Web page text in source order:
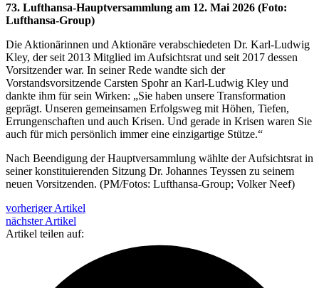
73. Lufthansa-Hauptversammlung am 12. Mai 2026 (Foto:
Lufthansa-Group)
Die Aktionärinnen und Aktionäre verabschiedeten Dr. Karl-Ludwig
Kley, der seit 2013 Mitglied im Aufsichtsrat und seit 2017 dessen
Vorsitzender war. In seiner Rede wandte sich der
Vorstandsvorsitzende Carsten Spohr an Karl-Ludwig Kley und
dankte ihm für sein Wirken: „Sie haben unsere Transformation
geprägt. Unseren gemeinsamen Erfolgsweg mit Höhen, Tiefen,
Errungenschaften und auch Krisen. Und gerade in Krisen waren Sie
auch für mich persönlich immer eine einzigartige Stütze.“
Nach Beendigung der Hauptversammlung wählte der Aufsichtsrat in
seiner konstituierenden Sitzung Dr. Johannes Teyssen zu seinem
neuen Vorsitzenden. (PM/Fotos: Lufthansa-Group; Volker Neef)
vorheriger Artikel
nächster Artikel
Artikel teilen auf: